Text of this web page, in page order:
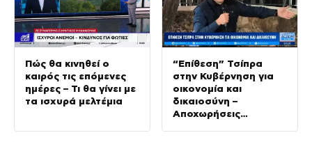
Πώς θα κινηθεί ο
καιρός τις επόμενες
ημέρες – Τι θα γίνει με
τα ισχυρά μελτέμια
“Επίθεση” Τσίπρα
στην Κυβέρνηση για
οικονομία και
δικαιοσύνη –
Αποχωρήσεις